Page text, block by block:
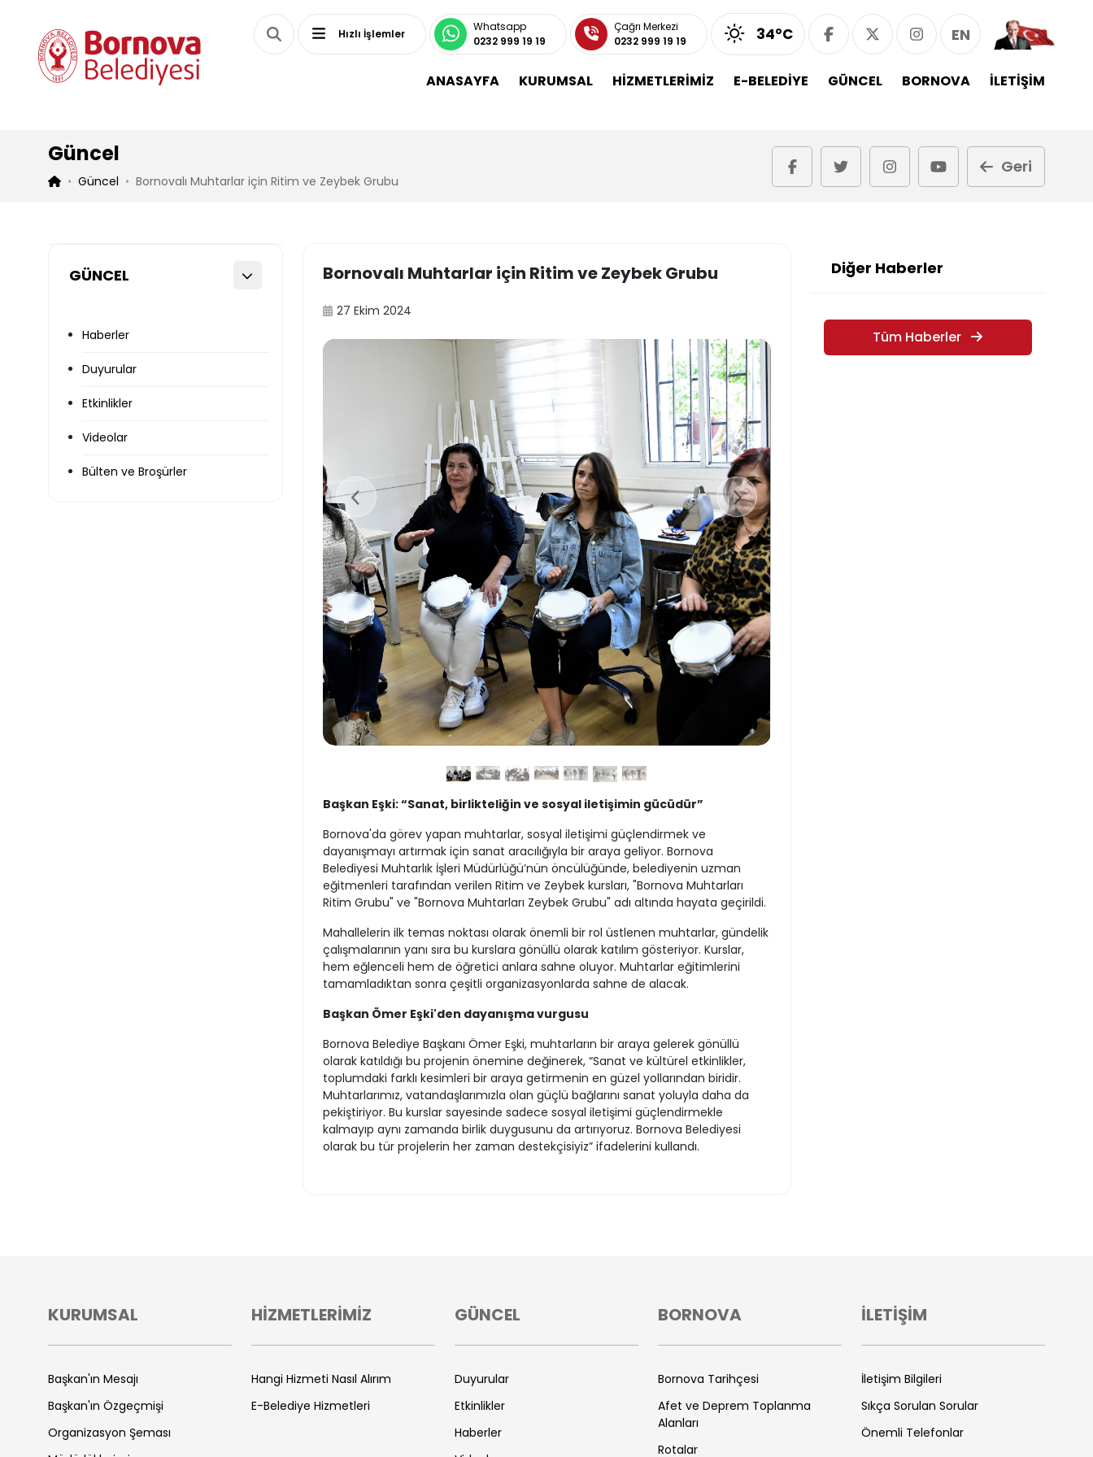
Hızlı İşlemler
Whatsapp
0232 999 19 19
Çağrı Merkezi
0232 999 19 19
34°C EN
ANASAYFA KURUMSAL HİZMETLERİMİZ E-BELEDİYE GÜNCEL BORNOVA İLETİŞİM
Güncel
Güncel Bornovalı Muhtarlar için Ritim ve Zeybek Grubu
Geri
GÜNCEL
Haberler
Duyurular
Etkinlikler
Videolar
Bülten ve Broşürler
Bornovalı Muhtarlar için Ritim ve Zeybek Grubu
27 Ekim 2024
Başkan Eşki: “Sanat, birlikteliğin ve sosyal iletişimin gücüdür”
Bornova'da görev yapan muhtarlar, sosyal iletişimi güçlendirmek ve
dayanışmayı artırmak için sanat aracılığıyla bir araya geliyor. Bornova
Belediyesi Muhtarlık İşleri Müdürlüğü’nün öncülüğünde, belediyenin uzman
eğitmenleri tarafından verilen Ritim ve Zeybek kursları, "Bornova Muhtarları
Ritim Grubu" ve "Bornova Muhtarları Zeybek Grubu" adı altında hayata geçirildi.
Mahallelerin ilk temas noktası olarak önemli bir rol üstlenen muhtarlar, gündelik
çalışmalarının yanı sıra bu kurslara gönüllü olarak katılım gösteriyor. Kurslar,
hem eğlenceli hem de öğretici anlara sahne oluyor. Muhtarlar eğitimlerini
tamamladıktan sonra çeşitli organizasyonlarda sahne de alacak.
Başkan Ömer Eşki'den dayanışma vurgusu
Bornova Belediye Başkanı Ömer Eşki, muhtarların bir araya gelerek gönüllü
olarak katıldığı bu projenin önemine değinerek, “Sanat ve kültürel etkinlikler,
toplumdaki farklı kesimleri bir araya getirmenin en güzel yollarından biridir.
Muhtarlarımız, vatandaşlarımızla olan güçlü bağlarını sanat yoluyla daha da
pekiştiriyor. Bu kurslar sayesinde sadece sosyal iletişimi güçlendirmekle
kalmayıp aynı zamanda birlik duygusunu da artırıyoruz. Bornova Belediyesi
olarak bu tür projelerin her zaman destekçisiyiz” ifadelerini kullandı.
Diğer Haberler
Tüm Haberler
KURUMSAL
Başkan'ın Mesajı
Başkan'ın Özgeçmişi
Organizasyon Şeması
HİZMETLERİMİZ
Hangi Hizmeti Nasıl Alırım
E-Belediye Hizmetleri
GÜNCEL
Duyurular
Etkinlikler
Haberler
BORNOVA
Bornova Tarihçesi
Afet ve Deprem Toplanma
Alanları
Rotalar
İLETİŞİM
İletişim Bilgileri
Sıkça Sorulan Sorular
Önemli Telefonlar